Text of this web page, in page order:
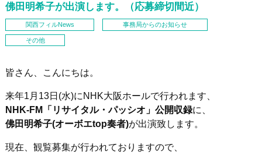
佛田明希子が出演します。（応募締切間近）
関西フィルNews 事務局からのお知らせ
その他
皆さん、こんにちは。
来年1 月 13日 (水)に NHK大阪ホールで行われます、
NHK-FM「リサイタル・パッシオ」公開収録に、
佛田明希子(オーボエtop奏者)が出演致します。
現在、観覧募集が行われておりますので、